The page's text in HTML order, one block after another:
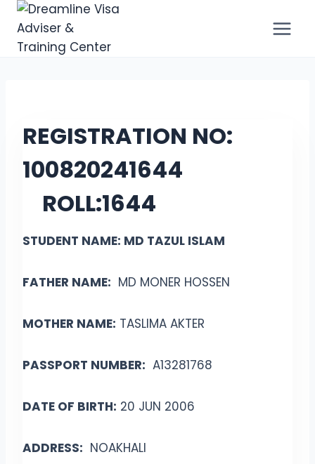
REGISTRATION NO:
100820241644
ROLL:1644
STUDENT NAME: MD TAZUL ISLAM
FATHER NAME: MD MONER HOSSEN
MOTHER NAME: TASLIMA AKTER
PASSPORT NUMBER: A13281768
DATE OF BIRTH: 20 JUN 2006
ADDRESS: NOAKHALI